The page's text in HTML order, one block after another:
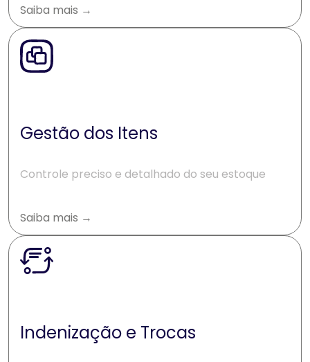
Saiba mais →
Gestão dos Itens
Controle preciso e detalhado do seu estoque
Saiba mais →
Indenização e Trocas